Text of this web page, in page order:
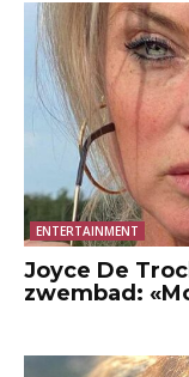
ENTERTAINMENT
Joyce De
zwembad: